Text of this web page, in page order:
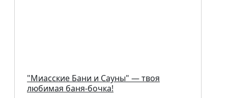
"Миасские Бани и Сауны" — твоя
любимая баня-бочка!